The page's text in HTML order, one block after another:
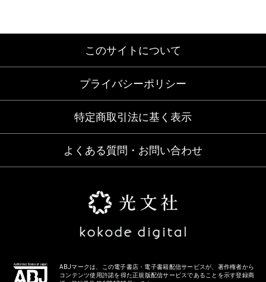
このサイトについて
プライバシーポリシー
特定商取引法に基く表示
よくある質問・お問い合わせ
ABJマークは、この電子書店・電子書籍配信サービスが、著作権者から
コンテンツ使用許諾を得た正規版配信サービスであることを示す登録商